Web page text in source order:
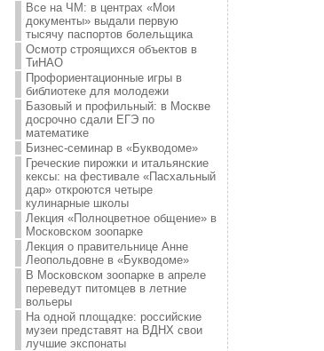
Все на ЧМ: в центрах «Мои
документы» выдали первую
тысячу паспортов болельщика
Осмотр строящихся объектов в
ТиНАО
Профориентационные игры в
библиотеке для молодежи
Базовый и профильный: в Москве
досрочно сдали ЕГЭ по
математике
Бизнес-семинар в «Букводоме»
Греческие пирожки и итальянские
кексы: на фестивале «Пасхальный
дар» откроются четыре
кулинарные школы
Лекция «Полноцветное общение» в
Московском зоопарке
Лекция о правительнице Анне
Леопольдовне в «Букводоме»
В Московском зоопарке в апреле
переведут питомцев в летние
вольеры
На одной площадке: российские
музеи представят на ВДНХ свои
лучшие экспонаты